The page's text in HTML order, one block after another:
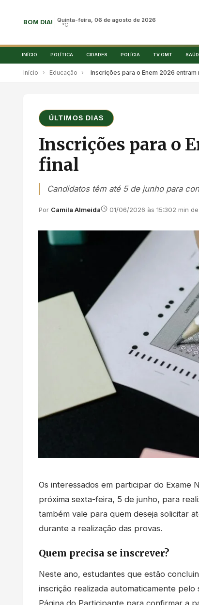
BOM DIA! Quinta-feira, 06 de agosto de 2026
--°C
INÍCIO POLÍTICA CIDADES POLÍCIA TV OMT
Início › Educação › Inscrições para o Enem 2026 entram
ÚLTIMOS DIAS
Inscrições para o
final
Candidatos têm até 5 de junho para
Por Camila Almeida 01/06/2026 às 15:302 min
Os interessados em participar do Exame
próxima sexta-feira, 5 de junho, para
também vale para quem deseja solicitar
durante a realização das provas.
Quem precisa se inscrever?
Neste ano, estudantes que estão
inscrição realizada automaticamente pelo
Página do Participante para confirmar a